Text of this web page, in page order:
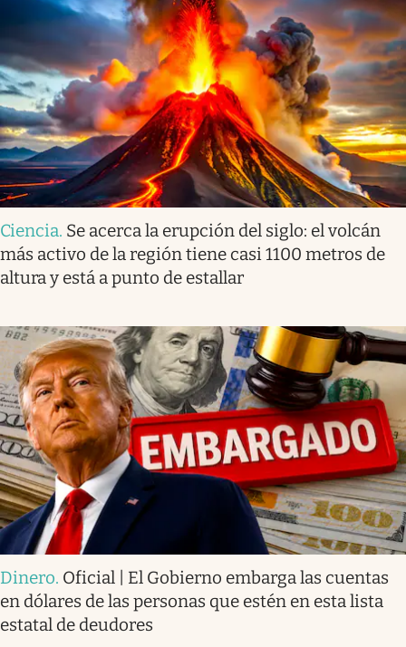
Ciencia. Se acerca la erupción del siglo: el volcán
más activo de la región tiene casi 1100 metros de
altura y está a punto de estallar
Dinero. Oficial | El Gobierno embarga las cuentas
en dólares de las personas que estén en esta lista
estatal de deudores